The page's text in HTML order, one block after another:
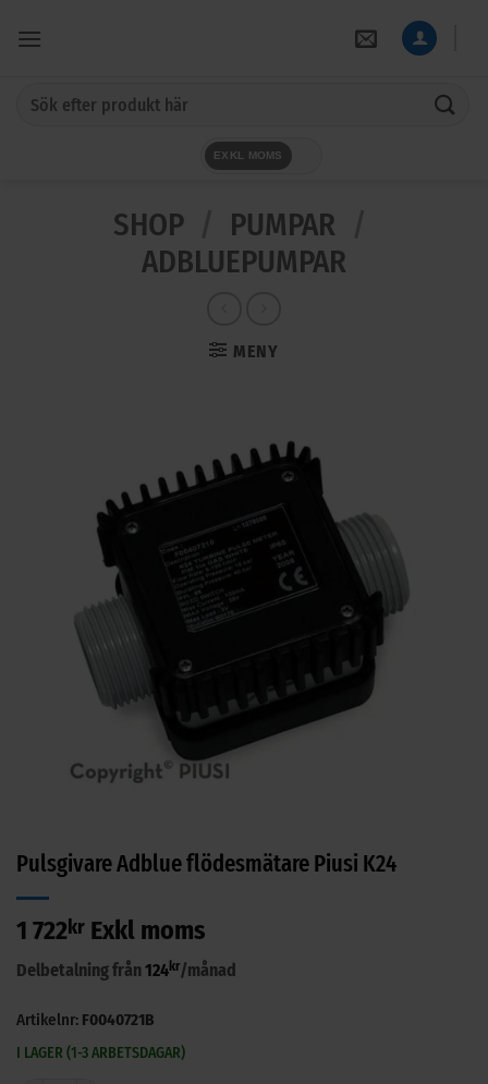
EXKL MOMS
SHOP PUMPAR
ADBLUEPUMPAR
MENY
Pulsgivare Adblue flödesmätare Piusi K24
1 722 kr Exkl moms
Delbetalning från124 kr/månad
Artikelnr: F0040721B
I LAGER (1-3 ARBETSDAGAR)